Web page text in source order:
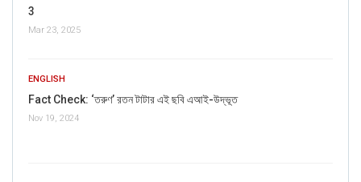
3
Mar 23, 2025
ENGLISH
Fact Check: ‘তরুণ’ রতন টাটার এই ছবি এআই-উদ্ভূত
Nov 19, 2024